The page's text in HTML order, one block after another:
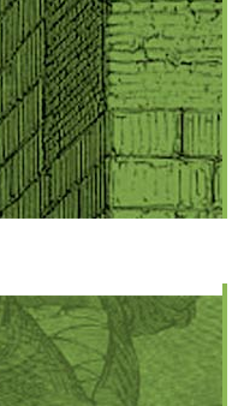
Детям
и
родителям